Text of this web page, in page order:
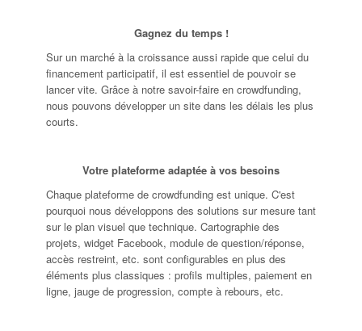
Gagnez du temps !
Sur un marché à la croissance aussi rapide que celui du
financement participatif, il est essentiel de pouvoir se
lancer vite. Grâce à notre savoir-faire en crowdfunding,
nous pouvons développer un site dans les délais les plus
courts.
Votre plateforme adaptée à vos besoins
Chaque plateforme de crowdfunding est unique. C'est
pourquoi nous développons des solutions sur mesure tant
sur le plan visuel que technique. Cartographie des
projets, widget Facebook, module de question/réponse,
accès restreint, etc. sont configurables en plus des
éléments plus classiques : profils multiples, paiement en
ligne, jauge de progression, compte à rebours, etc.